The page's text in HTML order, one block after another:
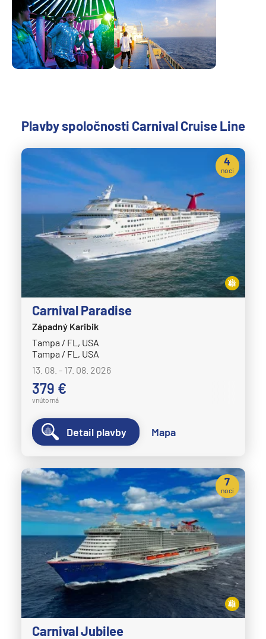
Plavby spoločnosti Carnival Cruise Line
Carnival Paradise
Západný Karibik
Tampa / FL, USA
Tampa / FL, USA
13. 08. - 17. 08. 2026
379 €
vnútorná
4
noci
Detail plavby Mapa
Carnival Jubilee
7
nocí